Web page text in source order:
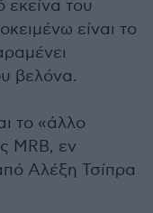
του
είναι το
βελόνα.
το «άλλο
MRB, εν
Αλέξη Τσίπρα